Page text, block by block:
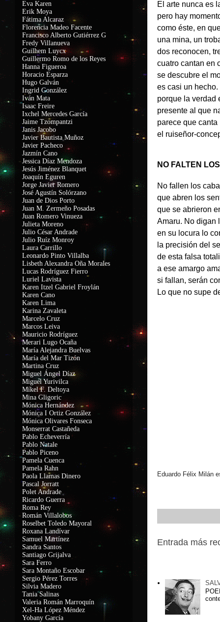
El arte nunca es
pero hay
como éste, en
una mina, un
dos reconocen,
cuatro cantan en
se descubre el
es casi un
porque la verdad
presente al que
parece que
el ruiseñor-
NO FALTEN
No fallen los
que abren los
que se abrieron
Amaru. No digan
en su locura lo
la precisión del
de esta falsa
a ese amargo
si fallan, serán
Lo que no supe
Eduardo Félix Milán
Entrada más
Eva Karen
Erik Moya
Fátima Alcaraz
Florencia Madeo Facente
Francisco Alberto Gutiérrez G
Fredy Villanueva
Guilhem Luycx
Guillermo Romo de los Reyes
Hanna Figueroa
Horacio Esparza
Hugo Galván
Ingrid González
Iván Mata
Isaac Freire
Ixchel Mercedes García
Jaime Tzompantzi
Janis Jacobo
Javier Bautista Muñoz
Javier Pacheco
Jazmín Cano
Jessica Díaz Mendoza
Jesús Jiménez Blanquet
Joaquín Eguren
Jorge Javier Romero
José Agustín Solórzano
Juan de Dios Porto
Juan M. Zermeño Posadas
Juan Romero Vinueza
Julieta Moreno
Julio César Andrade
Julio Ruíz Monroy
Laura Carrillo
Leonardo Pinto Villalba
Lisbeth Alexandra Oña Morales
Lucas Rodríguez Fierro
Luriel Lavista
Karen Itzel Gabriel Froylán
Karen Cano
Karen Lima
Karina Zavaleta
Marcelo Cruz
Marcos Leiva
Mauricio Rodríguez
Merari Lugo Ocaña
María Alejandra Buelvas
María del Mar Tizón
Martina Cruz
Miguel Ángel Díaz
Miguel Yurivilca
Míkel F. Deltoya
Mina Gligoric
Mónica Hernández
Mónica I Ortiz González
Mónica Olivares Fonseca
Monserrat Castañeda
Pablo Echeverría
Pablo Natale
Pablo Piceno
Pamela Cuenca
Pamela Rahn
Paola Llamas Dinero
Pascal Jorratt
Polet Andrade
Ricardo Guerra
Roma Rey
Román Villalobos
Roselbet Toledo Mayoral
Roxana Landívar
Samuel Martínez
Sandra Santos
Santiago Grijalva
Sara Ferro
Sara Montaño Escobar
Sergio Pérez Torres
Silvia Madero
Tania Salinas
Valeria Román Marroquín
Xel-Ha López Méndez
Yobany García